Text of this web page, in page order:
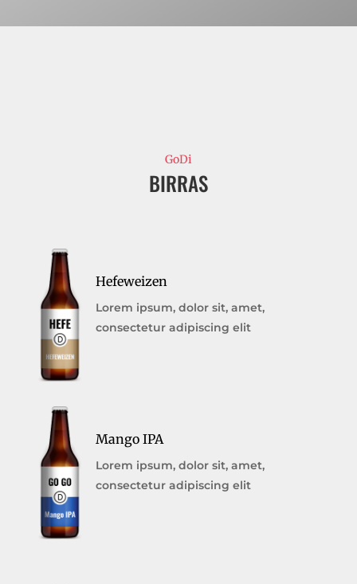
GoDi
BIRRAS
Hefeweizen
Lorem ipsum, dolor sit, amet,
consectetur adipiscing elit
Mango IPA
Lorem ipsum, dolor sit, amet,
consectetur adipiscing elit